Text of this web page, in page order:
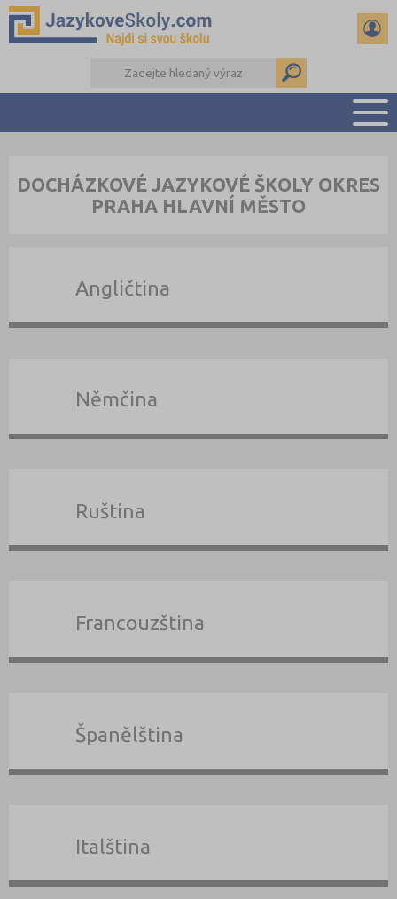
PŘÍPRAVA NA ZKOUŠKY A K MATURITĚ
RADY A ČLÁNKY
DOCHÁZKOVÉ JAZYKOVÉ ŠKOLY OKRES
PRAHA HLAVNÍ MĚSTO
Angličtina
Němčina
Ruština
Francouzština
Španělština
Italština